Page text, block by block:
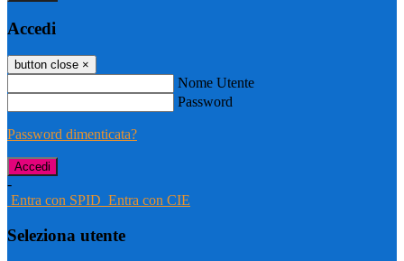
Accedi
button close ×
Nome Utente
Password
Password dimenticata?
-
Entra con SPID Entra con CIE
Seleziona utente